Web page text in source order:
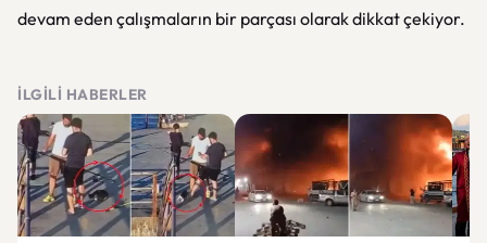
devam eden çalışmaların bir parçası olarak dikkat çekiyor.
İLGILI HABERLER